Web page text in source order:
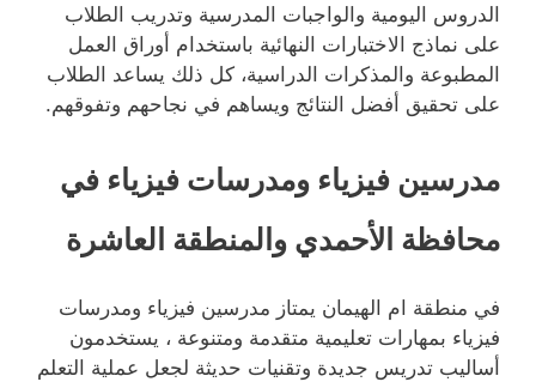
الدروس اليومية والواجبات المدرسية وتدريب الطلاب
على نماذج الاختبارات النهائية باستخدام أوراق العمل
المطبوعة والمذكرات الدراسية، كل ذلك يساعد الطلاب
على تحقيق أفضل النتائج ويساهم في نجاحهم وتفوقهم.
مدرسين فيزياء ومدرسات فيزياء في
محافظة الأحمدي والمنطقة العاشرة
في منطقة ام الهيمان يمتاز مدرسين فيزياء ومدرسات
فيزياء بمهارات تعليمية متقدمة ومتنوعة ، يستخدمون
أساليب تدريس جديدة وتقنيات حديثة لجعل عملية التعلم